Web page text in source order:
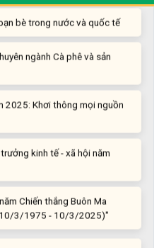
bè trong nước và quốc tế
ngành Cà phê và sản
2025: Khơi thông mọi nguồn
kinh tế - xã hội năm
Chiến thắng Buôn Ma
3/1975 - 10/3/2025)"
lá vườn”